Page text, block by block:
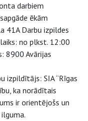
darbiem
ēkām
41A Darbu izpildes
no plkst. 12:00
8900 Avārijas
izpildītājs: SIA “Rīgas
ka norādītais
ir orientējošs un